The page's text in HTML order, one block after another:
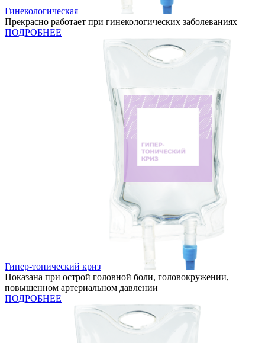
Гинекологическая
Прекрасно работает при гинекологических заболеваниях
ПОДРОБНЕЕ
Гипер-тонический криз
Показана при острой головной боли, головокружении,
повышенном артериальном давлении
ПОДРОБНЕЕ